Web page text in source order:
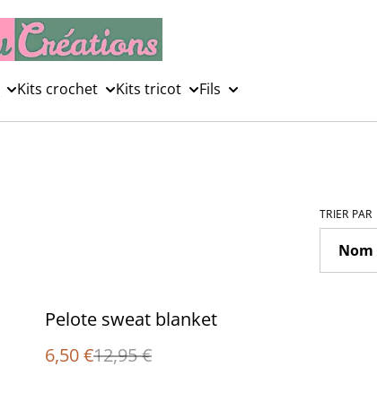
Kits crochet Kits tricot Fils
TRIER PAR
%
Pelote sweat blanket
6,50 €12,95 €